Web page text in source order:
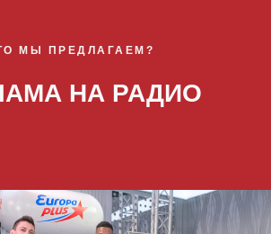
МЫ ПРЕДЛАГАЕМ?
НА РАДИО